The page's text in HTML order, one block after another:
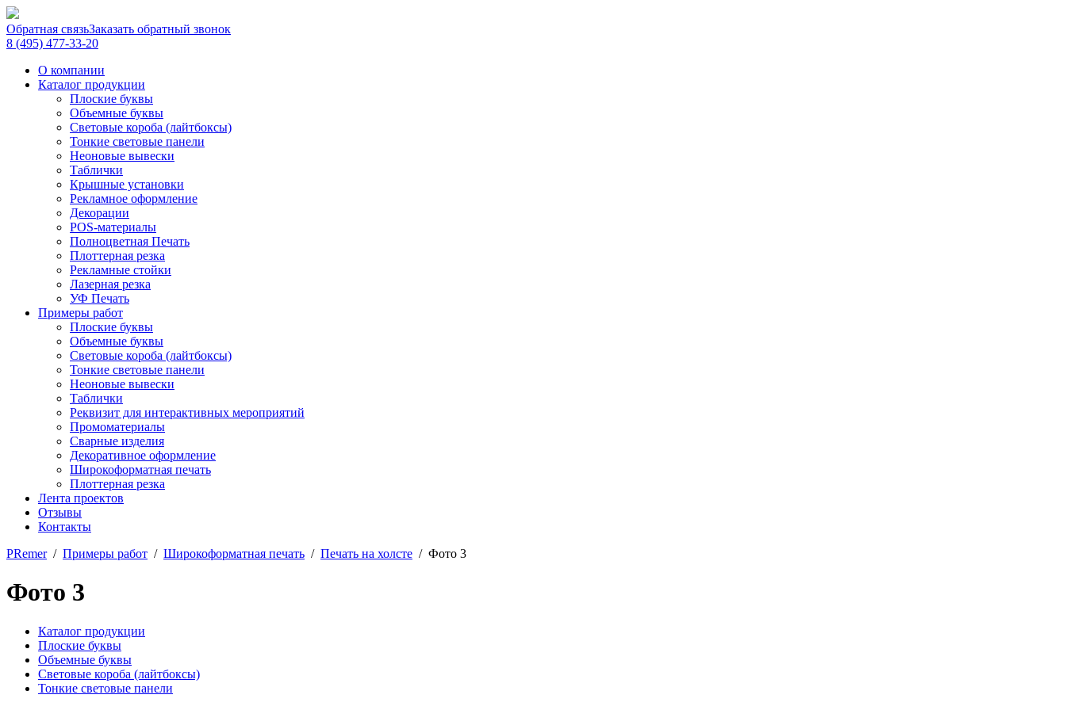
Обратная связьЗаказать обратный звонок
8 (495) 477-33-20
О компании
Каталог продукции
Плоские буквы
Объемные буквы
Световые короба (лайтбоксы)
Тонкие световые панели
Неоновые вывески
Таблички
Крышные установки
Рекламное оформление
Декорации
POS-материалы
Полноцветная Печать
Плоттерная резка
Рекламные стойки
Лазерная резка
УФ Печать
Примеры работ
Плоские буквы
Объемные буквы
Световые короба (лайтбоксы)
Тонкие световые панели
Неоновые вывески
Таблички
Реквизит для интерактивных мероприятий
Промоматериалы
Сварные изделия
Декоративное оформление
Широкоформатная печать
Плоттерная резка
Лента проектов
Отзывы
Контакты
PRemer/ Примеры работ / Широкоформатная печать / Печать на холсте / Фото 3
Фото 3
Каталог продукции
Плоские буквы
Объемные буквы
Световые короба (лайтбоксы)
Тонкие световые панели